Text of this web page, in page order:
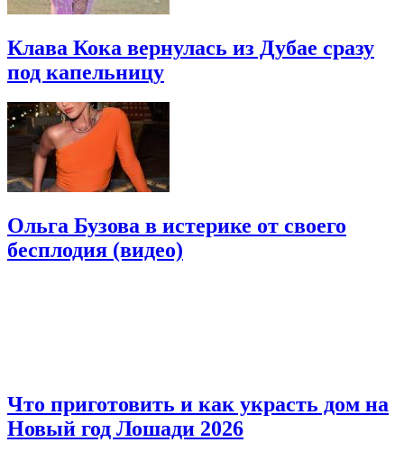
Клава Кока вернулась из Дубае сразу
под капельницу
Ольга Бузова в истерике от своего
бесплодия (видео)
Что приготовить и как украсть дом на
Новый год Лошади 2026